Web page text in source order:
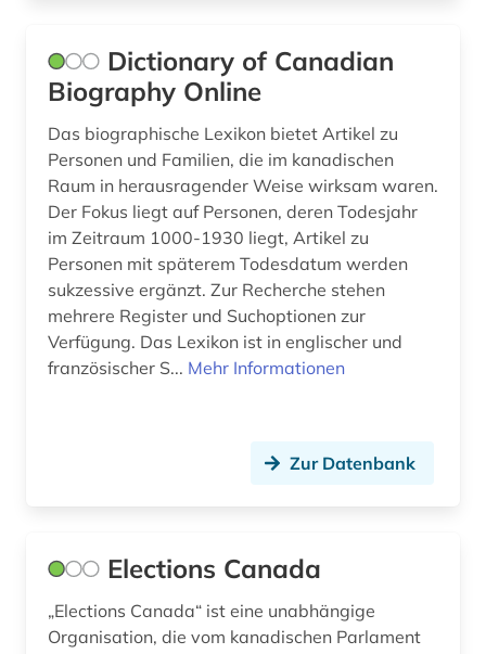
Dictionary of Canadian
Biography Online
Das biographische Lexikon bietet Artikel zu
Personen und Familien, die im kanadischen
Raum in herausragender Weise wirksam waren.
Der Fokus liegt auf Personen, deren Todesjahr
im Zeitraum 1000-1930 liegt, Artikel zu
Personen mit späterem Todesdatum werden
sukzessive ergänzt. Zur Recherche stehen
mehrere Register und Suchoptionen zur
Verfügung. Das Lexikon ist in englischer und
französischer S... Mehr Informationen
Zur Datenbank
Elections Canada
„Elections Canada“ ist eine unabhängige
Organisation, die vom kanadischen Parlament